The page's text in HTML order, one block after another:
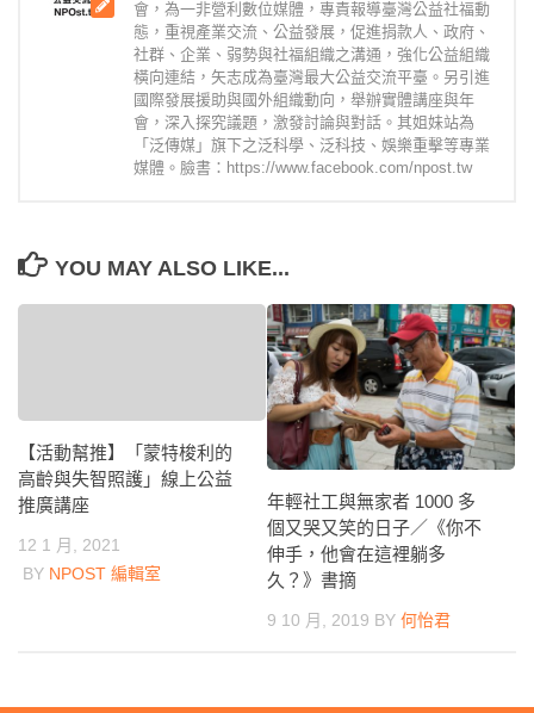
會，為一非營利數位媒體，專責報導臺灣公益社福動
態，重視產業交流、公益發展，促進捐款人、政府、
社群、企業、弱勢與社福組織之溝通，強化公益組織
橫向連結，矢志成為臺灣最大公益交流平臺。另引進
國際發展援助與國外組織動向，舉辦實體講座與年
會，深入探究議題，激發討論與對話。其姐妹站為
「泛傳媒」旗下之泛科學、泛科技、娛樂重擊等專業
媒體。臉書：https://www.facebook.com/npost.tw
YOU MAY ALSO LIKE...
【活動幫推】「蒙特梭利的
高齡與失智照護」線上公益
推廣講座
12 1 月, 2021
BY NPOST 編輯室
年輕社工與無家者 1000 多
個又哭又笑的日子／《你不
伸手，他會在這裡躺多
久？》書摘
9 10 月, 2019 BY 何怡君